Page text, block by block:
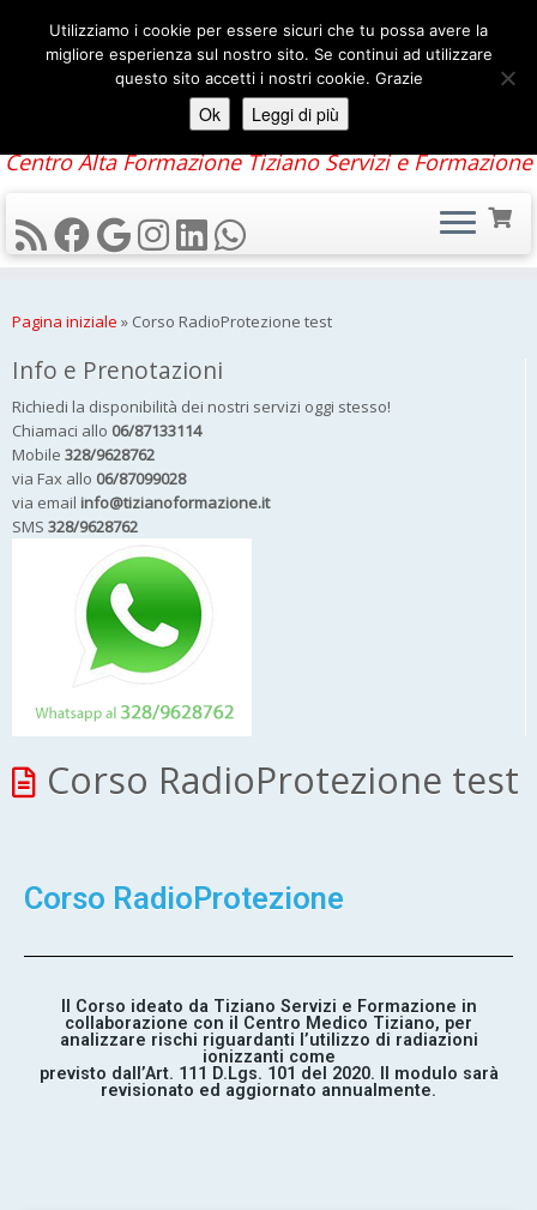
Centro Alta Formazione Tiziano Servizi e Formazione
Pagina iniziale » Corso RadioProtezione test
Info e Prenotazioni
Richiedi la disponibilità dei nostri servizi oggi stesso!
Chiamaci allo 06/87133114
Mobile 328/9628762
via Fax allo 06/87099028
via email info@tizianoformazione.it
SMS 328/9628762
Corso RadioProtezione test
Corso RadioProtezione
II Corso ideato da Tiziano Servizi e Formazione in
collaborazione con il Centro Medico Tiziano, per
analizzare rischi riguardanti l’utilizzo di radiazioni
ionizzanti come
previsto dall’Art. 111 D.Lgs. 101 del 2020. Il modulo sarà
revisionato ed aggiornato annualmente.
Utilizziamo i cookie per essere sicuri che tu possa avere la
migliore esperienza sul nostro sito. Se continui ad utilizzare
questo sito accetti i nostri cookie. Grazie
Ok Leggi di più